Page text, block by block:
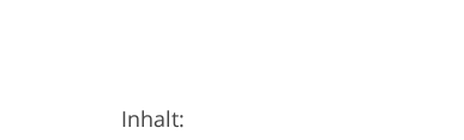
Inhalt: